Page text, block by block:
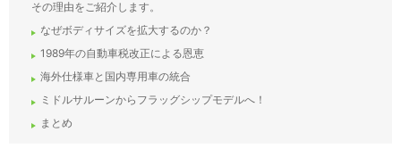
その理由をご紹介します。
なぜボディサイズを拡大するのか？
1989年の自動車税改正による恩恵
海外仕様車と国内専用車の統合
ミドルサルーンからフラッグシップモデルへ！
まとめ